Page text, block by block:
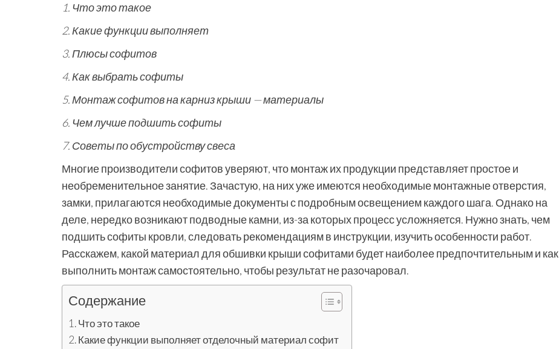
1. Что это такое
2. Какие функции выполняет
3. Плюсы софитов
4. Как выбрать софиты
5. Монтаж софитов на карниз крыши — материалы
6. Чем лучше подшить софиты
7. Советы по обустройству свеса
Многие производители софитов уверяют, что монтаж их продукции представляет простое и
необременительное занятие. Зачастую, на них уже имеются необходимые монтажные отверстия,
замки, прилагаются необходимые документы с подробным освещением каждого шага. Однако на
деле, нередко возникают подводные камни, из-за которых процесс усложняется. Нужно знать, чем
подшить софиты кровли, следовать рекомендациям в инструкции, изучить особенности работ.
Расскажем, какой материал для обшивки крыши софитами будет наиболее предпочтительным и как
выполнить монтаж самостоятельно, чтобы результат не разочаровал.
Содержание
Что это такое
Какие функции выполняет отделочный материал софит